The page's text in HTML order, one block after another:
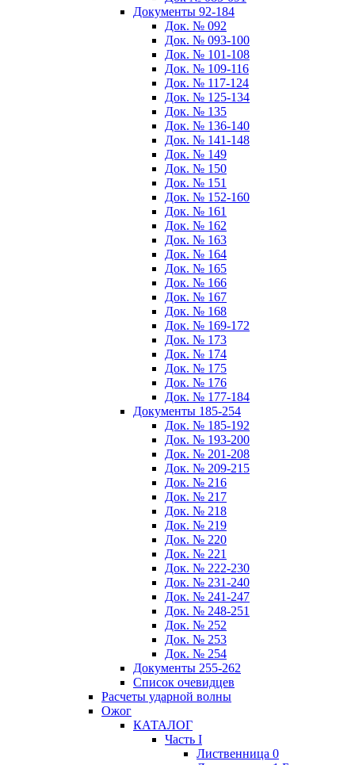
Документы 92-184
Док. № 092
Док. № 093-100
Док. № 101-108
Док. № 109-116
Док. № 117-124
Док. № 125-134
Док. № 135
Док. № 136-140
Док. № 141-148
Док. № 149
Док. № 150
Док. № 151
Док. № 152-160
Док. № 161
Док. № 162
Док. № 163
Док. № 164
Док. № 165
Док. № 166
Док. № 167
Док. № 168
Док. № 169-172
Док. № 173
Док. № 174
Док. № 175
Док. № 176
Док. № 177-184
Документы 185-254
Док. № 185-192
Док. № 193-200
Док. № 201-208
Док. № 209-215
Док. № 216
Док. № 217
Док. № 218
Док. № 219
Док. № 220
Док. № 221
Док. № 222-230
Док. № 231-240
Док. № 241-247
Док. № 248-251
Док. № 252
Док. № 253
Док. № 254
Документы 255-262
Список очевидцев
Расчеты ударной волны
Ожог
КАТАЛОГ
Часть I
Лиственница 0